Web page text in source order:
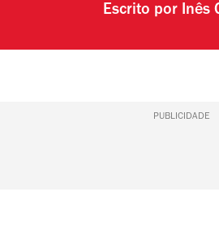
Escrito por Inês
PUBLICIDADE